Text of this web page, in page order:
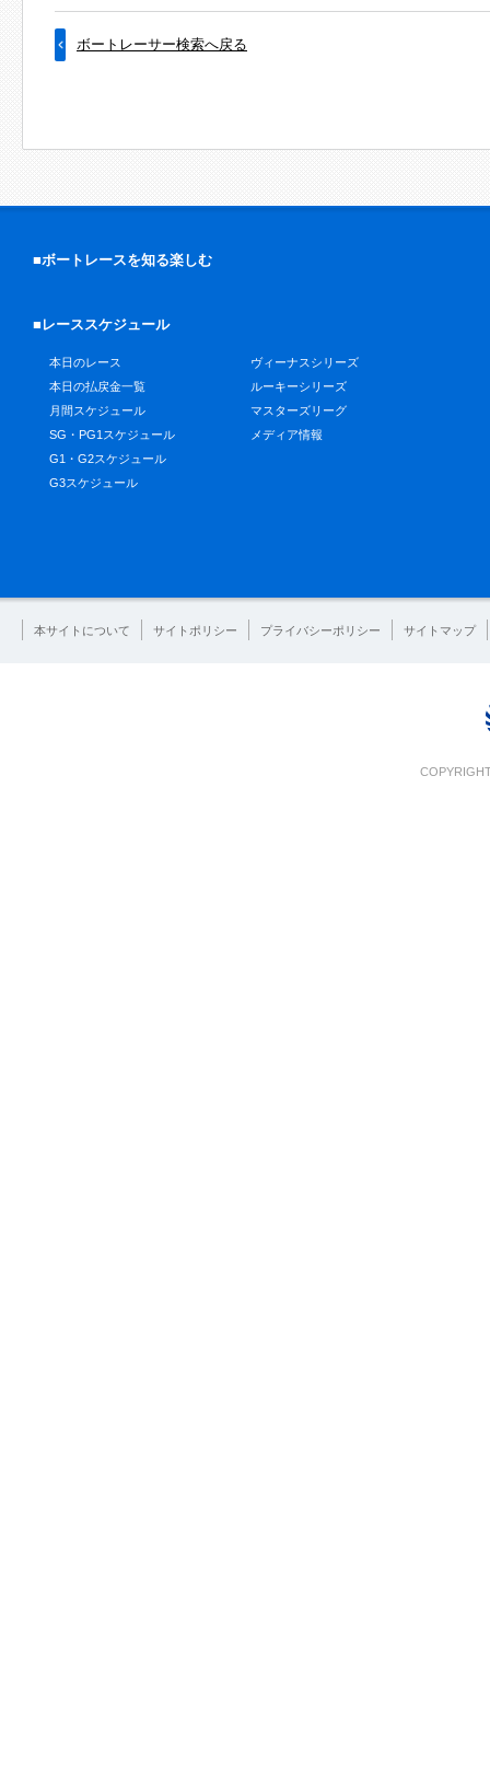
ボートレーサー検索へ戻る
■ボートレースを知る楽しむ
■レーススケジュール
本日のレース
本日の払戻金一覧
月間スケジュール
SG・PG1スケジュール
G1・G2スケジュール
G3スケジュール
ヴィーナスシリーズ
ルーキーシリーズ
マスターズリーグ
メディア情報
本サイトについて サイトポリシー プライバシーポリシー サイトマップ